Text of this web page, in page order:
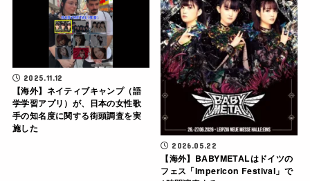
2025.11.12
【海外】ネイティブキャンプ（語
学学習アプリ）が、日本の女性歌
手の知名度に関する街頭調査を実
施した
2026.05.22
【海外】BABYMETALはドイツの
フェス「Impericon Festival」で